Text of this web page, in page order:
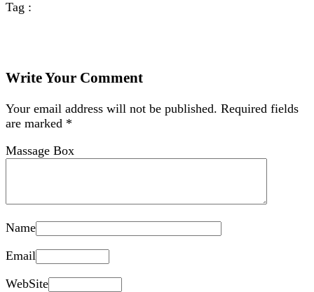
Tag :
Write Your Comment
Your email address will not be published. Required fields
are marked *
Massage Box
Name
Email
WebSite